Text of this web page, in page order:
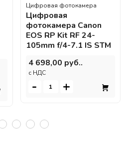
Цифровая фотокамера
Цифровая
фотокамера Canon
EOS RP Kit RF 24-
105mm f/4-7.1 IS STM
4 698,00 руб..
c НДС
- +